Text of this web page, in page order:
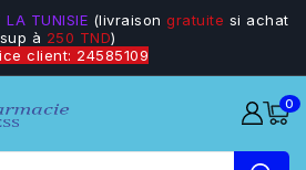
TUNISIE (livraison gratuite si achat
sup à 250 TND)
client: 24585109
0